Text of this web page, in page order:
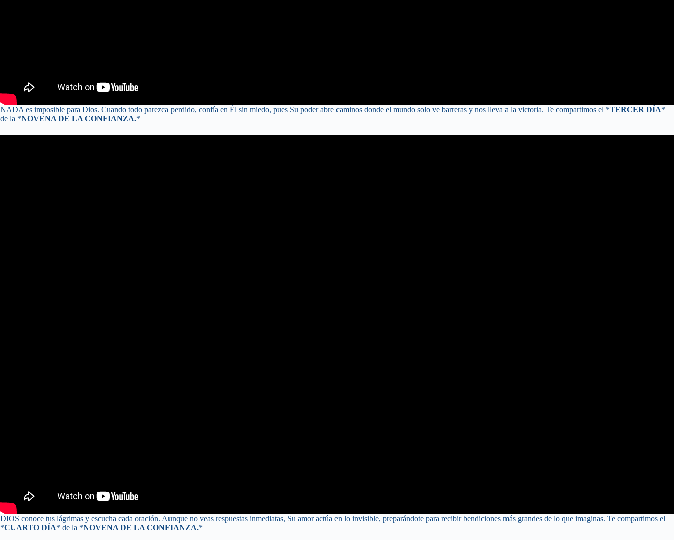
NADA es imposible para Dios. Cuando todo parezca perdido, confía en Él sin miedo, pues Su poder abre caminos donde el mundo solo ve barreras y nos lleva a la victoria. Te compartimos el *TERCER DÍA*
de la *NOVENA DE LA CONFIANZA.*
DIOS conoce tus lágrimas y escucha cada oración. Aunque no veas respuestas inmediatas, Su amor actúa en lo invisible, preparándote para recibir bendiciones más grandes de lo que imaginas. Te compartimos el
*CUARTO DÍA* de la *NOVENA DE LA CONFIANZA.*